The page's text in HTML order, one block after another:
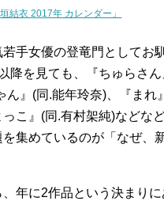
垣結衣 2017年 カレンダー」
手女優の登竜門としてお
降を見ても、『ちゅらさ
ん』(同.能年玲奈)、『まれ
こ』(同.有村架純)などな
を集めているのが「なぜ
年に2作品という決まり